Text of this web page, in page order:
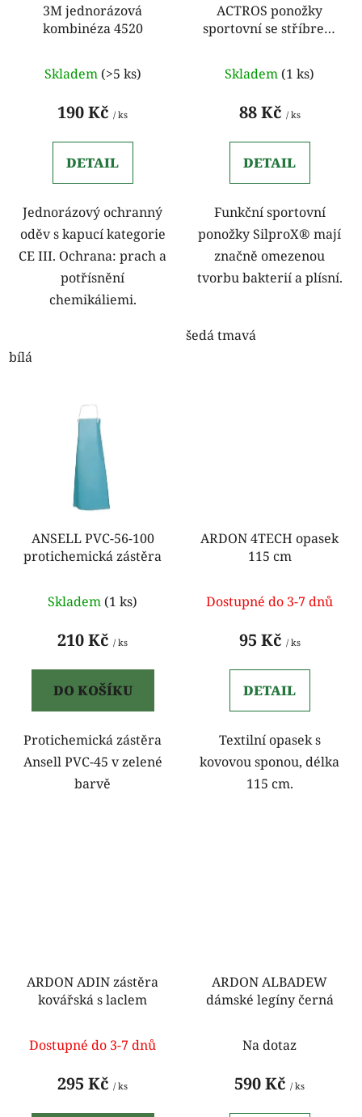
3M jednorázová
kombinéza 4520
Skladem (>5 ks)
190 Kč / ks
DETAIL
Jednorázový ochranný
oděv s kapucí kategorie
CE III. Ochrana: prach a
potřísnění
chemikáliemi.
bílá
ACTROS ponožky
sportovní se stříbrem
Skladem (1 ks)
88 Kč / ks
DETAIL
Funkční sportovní
ponožky SilproX® mají
značně omezenou
tvorbu bakterií a plísní.
šedá tmavá
ANSELL PVC-56-100
protichemická zástěra
Skladem (1 ks)
210 Kč / ks
DO KOŠÍKU
Protichemická zástěra
Ansell PVC-45 v zelené
barvě
ARDON 4TECH opasek
115 cm
Dostupné do 3-7 dnů
95 Kč / ks
DETAIL
Textilní opasek s
kovovou sponou, délka
115 cm.
ARDON ADIN zástěra
kovářská s laclem
Dostupné do 3-7 dnů
295 Kč / ks
ARDON ALBADEW
dámské legíny černá
Na dotaz
590 Kč / ks